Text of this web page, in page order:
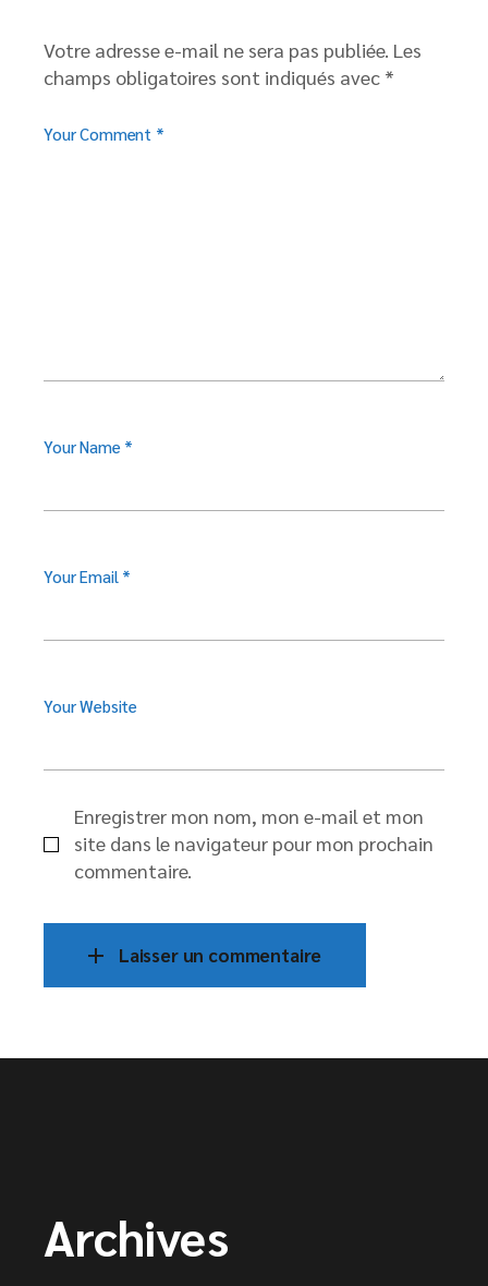
Votre adresse e-mail ne sera pas publiée. Les
champs obligatoires sont indiqués avec *
Your Comment *
Your Name *
Your Email *
Your Website
Enregistrer mon nom, mon e-mail et mon
site dans le navigateur pour mon prochain
commentaire.
Laisser un commentaire
Archives